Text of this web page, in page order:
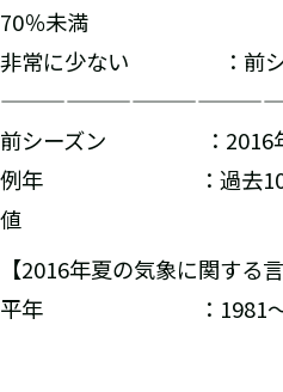
70％未満
非常に少ない ：前シー
前シーズン ：2016年
例年 ：過去10年
値
【2016年夏の気象に関する
平年 ：1981～